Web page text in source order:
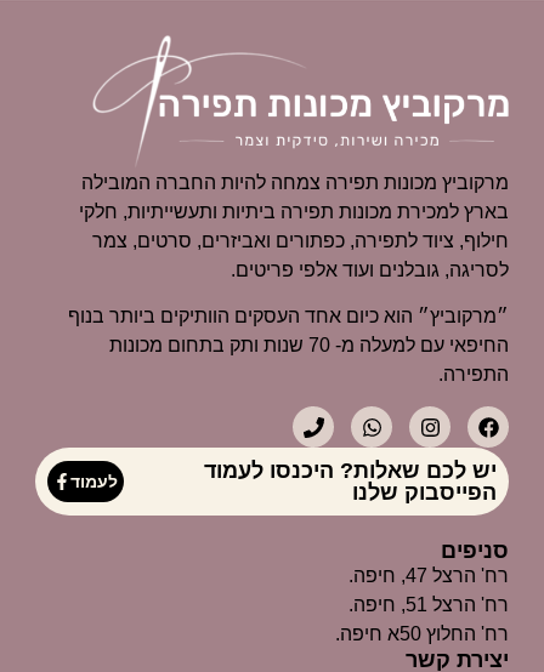
מרקוביץ מכונות תפירה צמחה להיות החברה המובילה
בארץ למכירת מכונות תפירה ביתיות ותעשייתיות, חלקי
חילוף, ציוד לתפירה, כפתורים ואביזרים, סרטים, צמר
לסריגה, גובלנים ועוד אלפי פריטים.
״מרקוביץ״ הוא כיום אחד העסקים הוותיקים ביותר בנוף
החיפאי עם למעלה מ- 70 שנות ותק בתחום מכונות
התפירה.
יש לכם שאלות? היכנסו לעמוד
הפייסבוק שלנו
לעמוד
סניפים
רח' הרצל 47, חיפה.
רח' הרצל 51, חיפה.
רח' החלוץ 50א חיפה.
יצירת קשר